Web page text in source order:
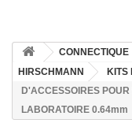
CONNECTIQUE
HIRSCHMANN
KITS
D'ACCESSOIRES
LABORATOIRE 0.64mm